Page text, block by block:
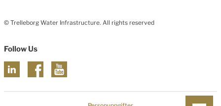
© Trelleborg Water Infrastructure. All rights reserved
Follow Us